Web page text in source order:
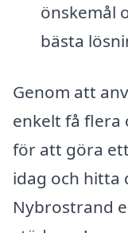
önskemål
bästa
Genom att
enkelt få flera
för att göra
idag och hitta
Nybrostrand